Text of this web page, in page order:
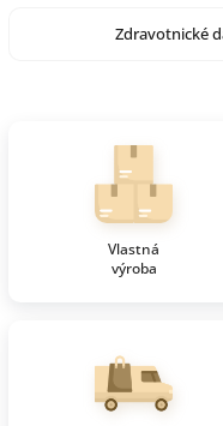
Zdravotnické
Vlastná
výroba